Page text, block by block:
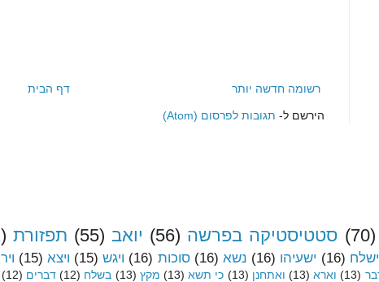
רשומה חדשה יותר דף הבית
הירשם ל- תגובות לפרסום (Atom)
(70) סטטיסטיקה בפרשה (56) יואב (55) תפזורת
(16) ישעיהו (16) נשא (16) סוכות (16) ויגש (15) ויצא (15)
(13) וארא (13) ואתחנן (13) כי תשא (13) מקץ (13) בשלח (12) דברים (12)